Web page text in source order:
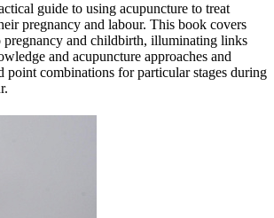
guide to using acupuncture to treat
pregnancy and labour. This book covers
pregnancy and childbirth, illuminating links
and acupuncture approaches and
point combinations for particular stages during